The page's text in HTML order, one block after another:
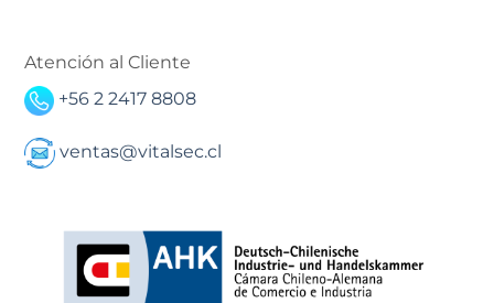
Atención al Cliente
+56 2 2417 8808
ventas@vitalsec.cl